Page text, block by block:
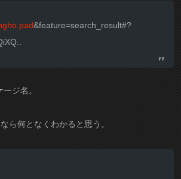
&feature=search_result#?
ジ名。
ら何となくわかると思う。